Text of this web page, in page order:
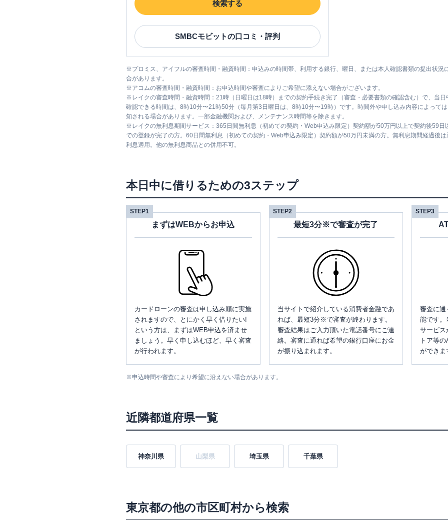
検索する
SMBCモビットの口コミ・評判
※プロミス、アイフルの審査時間・融資時間：申込みの時間帯、利用する銀行、曜日、または本人確認書類の提出状況
合があります。
※アコムの審査時間・融資時間：お申込時間や審査によりご希望に添えない場合がございます。
※ レイクの審査時間・融資時間：21時（日曜日は18時）までの契約手続き完了（審査・必要書類の確認含む）で、当
確認できる時間は、8時10分〜21時50分（毎月第3日曜日は、8時10分〜19時）です。時間外や申し込み内容によって
知される場合があります。一部金融機関および、メンテナンス時間等を除きます。
※ レイクの無利息期間サービス：365日間無利息（初めての契約・Web申込み限定）契約額が50万円以上で契約後59日
での登録が完了の方。60日間無利息（初めての契約・Web申込み限定）契約額が50万円未満の方。無利息期間経過後
利息適用。他の無利息商品との併用不可。
本日中に借りるための3ステップ
STEP1
まずはWEBからお申込
カードローンの審査は申し込み順に実施
されますので、とにかく早く借りたい!
という方は、まずはWEB申込を済ませ
ましょう。早く申し込むほど、早く審査
が行われます。
STEP2
最短3分※で審査が完了
当サイトで紹介している消費者金融であ
れば、最短3分※で審査が終わります。
審査結果はご入力頂いた電話番号にご連
絡。審査に通れば希望の銀行口座にお金
が振り込まれます。
STEP3
審査に通
能です。
サービス
トア等
ができま
※申込時間や審査により希望に沿えない場合があります。
近隣都道府県一覧
神奈川県 山梨県 埼玉県 千葉県
東京都の他の市区町村から検索